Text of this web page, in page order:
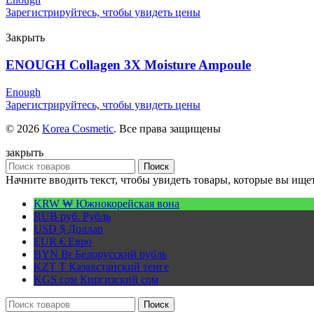
Зарегистрируйтесь, чтобы увидеть цены
Закрыть
ENOUGH Collagen 3X Moisture Ampoule
Enough
Зарегистрируйтесь, чтобы увидеть цены
© 2026 Korea Cosmetic. Все права защищены
закрыть
Поиск
Начните вводить текст, чтобы увидеть товары, которые вы
KRW ₩ Южнокорейская вона
RUB руб. Рубль
USD $ Доллар
EUR € Евро
BYN BrБелорусский рубль
KZT T Казахстанский тенге
KGS сом Киргизский сом
Поиск